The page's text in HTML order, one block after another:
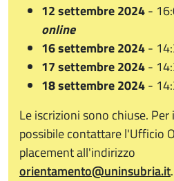
12 settembre 2024-
online
16 settembre 2024-
17 settembre 2024-
18 settembre 2024-
Le iscrizioni sono chiuse.
possibile contattare l'Ufficio
placement all'indirizzo
orientamento@uninsubria.it.